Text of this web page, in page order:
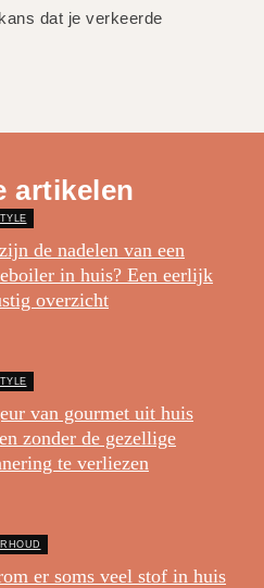
dat je verkeerde
artikelen
de nadelen van een
in huis? Een eerlijk
overzicht
van gourmet uit huis
zonder de gezellige
te verliezen
er soms veel stof in huis